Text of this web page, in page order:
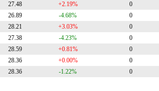
27.48 +2.19% 0
26.89 -4.68% 0
28.21 +3.03% 0
27.38 -4.23% 0
28.59 +0.81% 0
28.36 +0.00% 0
28.36 -1.22% 0